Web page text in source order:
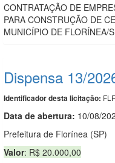
CONTRATAÇÃO DE
PARA CONSTRUÇÃO DE
MUNICÍPIO DE FLORÍNEA/
Dispensa 13/
Identificador desta licitação:
Data de abertura: 10/08/
Prefeitura de Florínea (SP)
Valor: R$ 20.000,00